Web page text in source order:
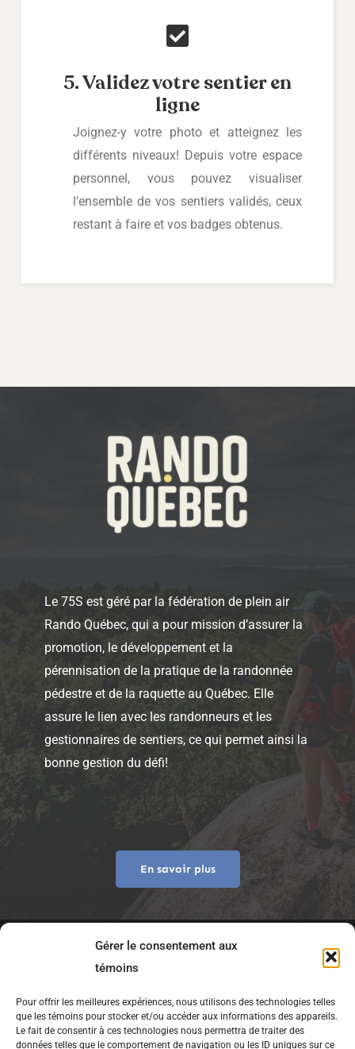
Gérer le consentement aux
témoins
Pour offrir les meilleures expériences, nous utilisons des technologies telles
que les témoins pour stocker et/ou accéder aux informations des appareils.
Le fait de consentir à ces technologies nous permettra de traiter des
données telles que le comportement de navigation ou les ID uniques sur ce
5. Validez votre sentier en
ligne
Joignez-y votre photo et atteignez les
différents niveaux! Depuis votre espace
personnel, vous pouvez visualiser
l’ensemble de vos sentiers validés, ceux
restant à faire et vos badges obtenus.
Le 75S est géré par la fédération de plein air
Rando Québec, qui a pour mission d’assurer la
promotion, le développement et la
pérennisation de la pratique de la randonnée
pédestre et de la raquette au Québec. Elle
assure le lien avec les randonneurs et les
gestionnaires de sentiers, ce qui permet ainsi la
bonne gestion du défi!
En savoir plus